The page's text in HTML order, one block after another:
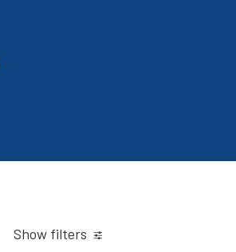
Show filters